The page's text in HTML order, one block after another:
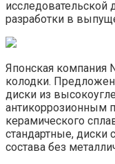
исследовательской
разработки в
Японская компания
колодки.
диски из
антикоррозионным
керамического
стандартные, диски
состава без